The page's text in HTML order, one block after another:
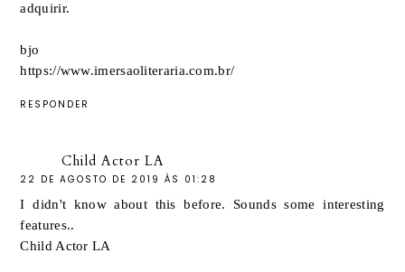
adquirir.
bjo
https://www.imersaoliteraria.com.br/
RESPONDER
Child Actor LA
22 DE AGOSTO DE 2019 ÀS 01:28
I didn't know about this before. Sounds some interesting
features..
Child Actor LA